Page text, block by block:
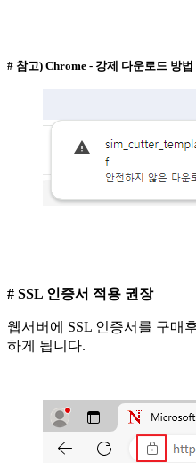
# 참고) Chrome - 강제 다운로드 방법
# SSL 인증서 적용 권장
웹서버에 SSL 인증서를 구매
하게 됩니다.